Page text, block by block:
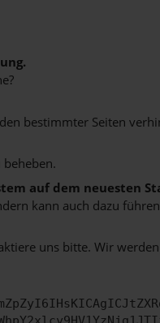
bestimmter Seiten
auf dem neuesten
kann auch dazu
uns bitte. Wir